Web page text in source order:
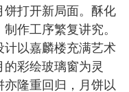
打开新局面。酥化
作工序繁复讲究。
计以嘉麟楼充满艺术
彩绘玻璃窗为灵
隆重回归，月饼以